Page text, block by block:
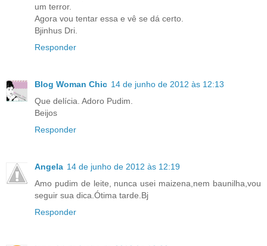
um terror.
Agora vou tentar essa e vê se dá certo.
Bjinhus Dri.
Responder
Blog Woman Chic 14 de junho de 2012 às 12:13
Que delícia. Adoro Pudim.
Beijos
Responder
Angela 14 de junho de 2012 às 12:19
Amo pudim de leite, nunca usei maizena,nem baunilha,vou
seguir sua dica.Ótima tarde.Bj
Responder